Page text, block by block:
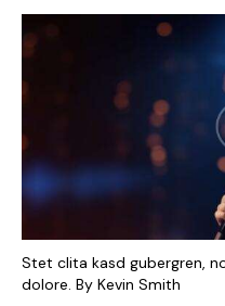
Stet clita kasd gubergren,
dolore. By Kevin Smith